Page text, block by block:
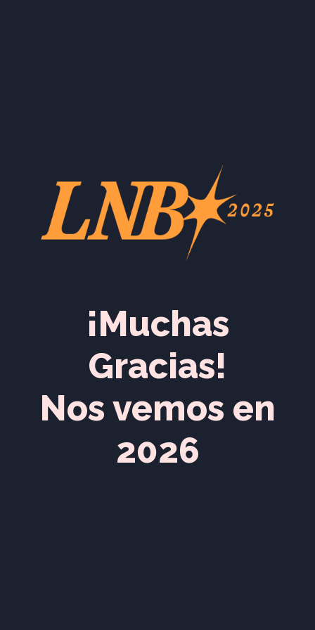
¡Muchas
Gracias!
Nos vemos en
2026